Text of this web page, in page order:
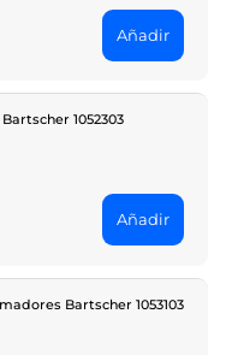
Añadir
1052303
Añadir
Bartscher 1053103